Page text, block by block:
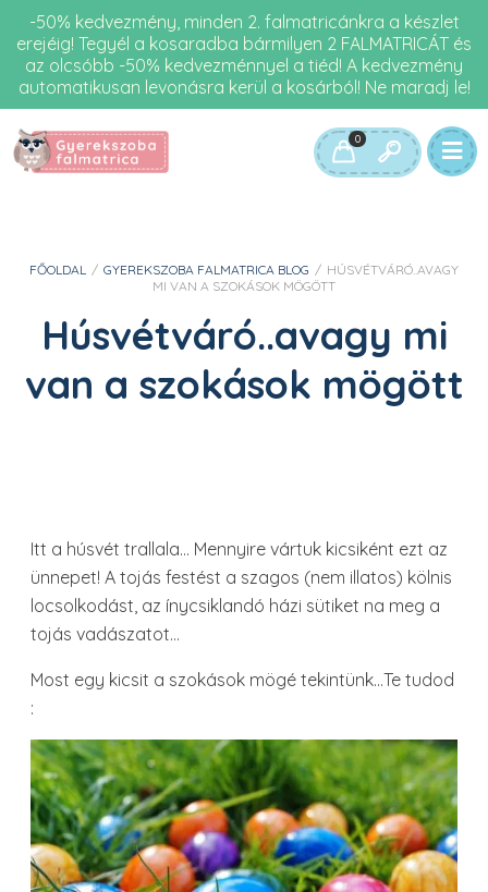
-50% kedvezmény, minden 2. falmatricánkra a készlet
erejéig! Tegyél a kosaradba bármilyen 2 FALMATRICÁT és
az olcsóbb -50% kedvezménnyel a tiéd! A kedvezmény
automatikusan levonásra kerül a kosárból! Ne maradj le!
0
FŐOLDAL / GYEREKSZOBA FALMATRICA BLOG / HÚSVÉTVÁRÓ..AVAGY
MI VAN A SZOKÁSOK MÖGÖTT
Húsvétváró..avagy mi
van a szokások mögött
Itt a húsvét trallala… Mennyire vártuk kicsiként ezt az
ünnepet! A tojás festést a szagos (nem illatos) kölnis
locsolkodást, az ínycsiklandó házi sütiket na meg a
tojás vadászatot…
Most egy kicsit a szokások mögé tekintünk…Te tudod
: